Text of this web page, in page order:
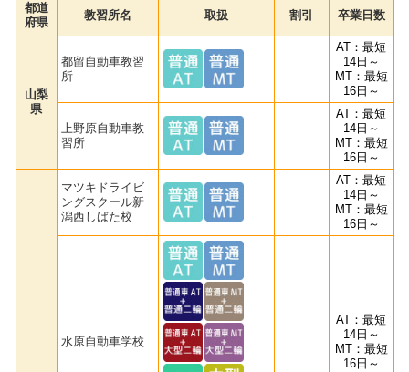
都道
府県
教習所名 取扱 割引 卒業日数
山梨
県
都留自動車教習
所
AT：最短
14日～
MT：最短
16日～
上野原自動車教
習所
AT：最短
14日～
MT：最短
16日～
マツキドライビ
ングスクール新
潟西しばた校
AT：最短
14日～
MT：最短
16日～
水原自動車学校
AT：最短
14日～
MT：最短
16日～